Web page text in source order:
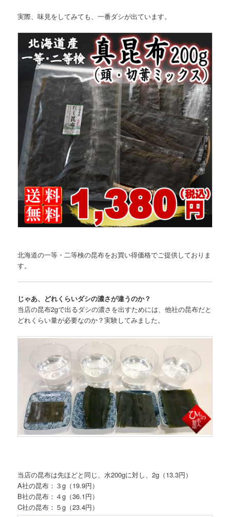
実際、味見をしてみても、一番ダシが出ています。
北海道の一等・二等検の昆布をお買い得価格でご提供しておりま
す。
じゃあ、どれくらいダシの濃さが違うのか？
当店の昆布2gで出るダシの濃さを出すためには、他社の昆布だと
どれくらい量が必要なのか？実験してみました。
当店の昆布は先ほどと同じ、水200gに対し、2g（13.3円）
A社の昆布：３g（19.9円）
B社の昆布：４g（36.1円）
C社の昆布：５g（23.4円）